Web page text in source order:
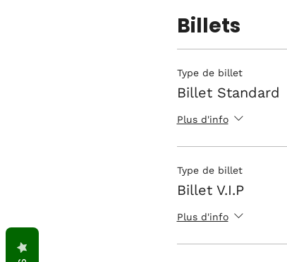
Billets
Type de billet
Billet Standard
Plus d'info
Type de billet
Billet V.I.P
Plus d'info